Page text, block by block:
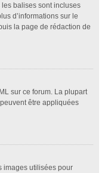
balises sont incluses
d’informations sur le
la page de rédaction de
sur ce forum. La plupart
être appliquées
images utilisées pour